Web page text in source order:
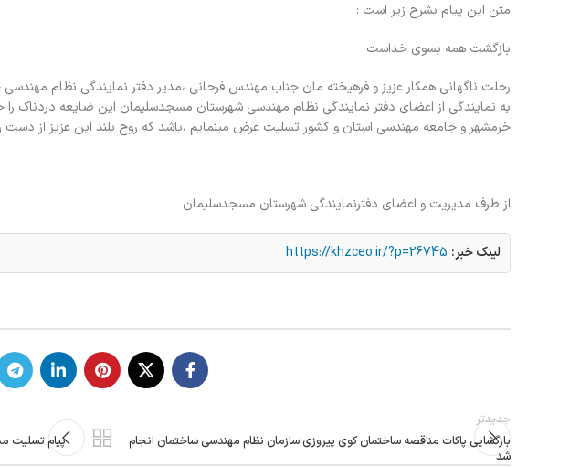
متن این پیام بشرح زیر است :
بازگشت همه بسوی خداست
رحلت ناگهانی همکار عزیز و فرهیخته مان جناب مهندس فرحانی ،مدیر دفتر نمایندگی نظام
به نمایندگی از اعضای دفتر نمایندگی نظام مهندسی شهرستان مسجدسلیمان این ضایعه دردناک
خرمشهر و جامعه مهندسی استان و کشور تسلیت عرض مینمایم ،باشد که روح بلند این عزیز از دست
از طرف مدیریت و اعضای دفترنمایندگی شهرستان مسجدسلیمان
لینک خبر: https://khzceo.ir/?p=26745
جدیدتر
بازگشایی پاکات مناقصه ساختمان کوی پیروزی سازمان نظام مهندسی ساختمان انجام
شد
پيام تسليت